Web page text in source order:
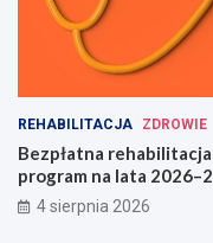
REHABILITACJA ZDROWIE
Bezpłatna
program na lata
4 sierpnia 2026